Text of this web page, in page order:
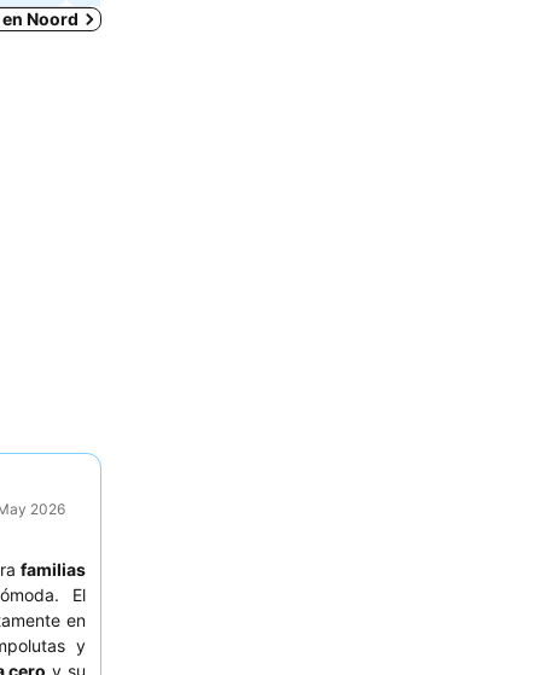
Noord
2026
familias
El
en
y